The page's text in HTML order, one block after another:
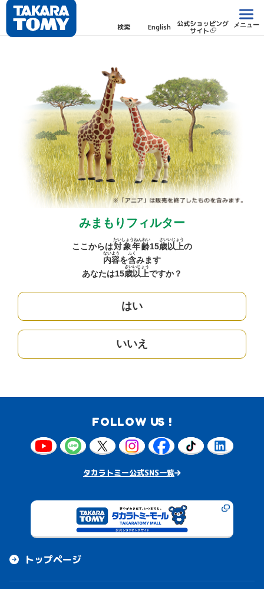
検索 English 公式ショッピング
サイト
メニュー
みまもりフィルター
ここからは対象年齢
たいしょうねんれい
15歳
さい
以上
いじょう
の
内容
ないよう
を含
ふく
みます
あなたは15歳
さい
以上
いじょう
ですか？
はい
いいえ
FOLLOW US !
タカラトミー公式SNS一覧
トップページ